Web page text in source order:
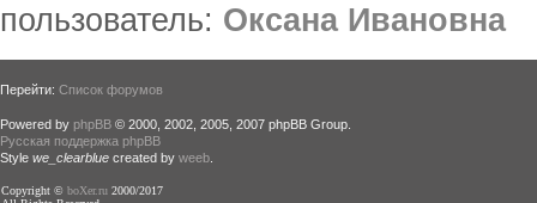
пользователь: Оксана Ивановна
Перейти: Список форумов
Powered by phpBB © 2000, 2002, 2005, 2007 phpBB Group.
Русская поддержка phpBB
Style we_clearblue created by weeb
Copyright © boXer.ru 2000/2017